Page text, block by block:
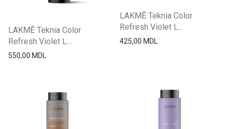
LAKMĒ Teknia Color
Refresh Violet L...
550,00 MDL
LAKMĒ Teknia Color
Refresh Violet L...
425,00 MDL